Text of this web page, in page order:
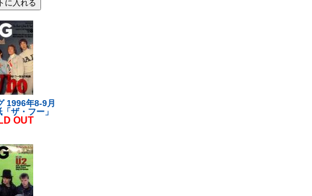
1996年8-9月
ザ・フー」
OUT